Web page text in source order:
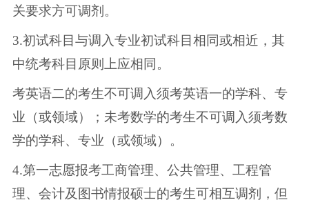
关要求方可调剂。
3.初试科目与调入专业初试科目相同或相近，其
中统考科目原则上应相同。
考英语二的考生不可调入须考英语一的学科、专
业（或领域）；未考数学的考生不可调入须考数
学的学科、专业（或领域）。
4.第一志愿报考工商管理、公共管理、工程管
理、会计及图书情报硕士的考生可相互调剂，但